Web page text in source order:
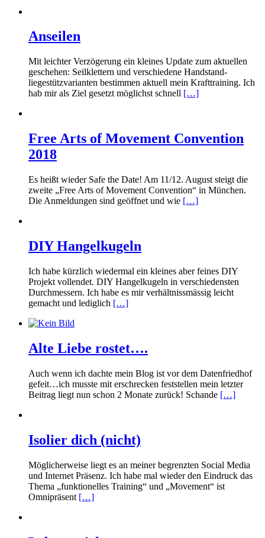
Anseilen
Mit leichter Verzögerung ein kleines Update zum aktuellen
geschehen: Seilklettern und verschiedene Handstand-
liegestützvarianten bestimmen aktuell mein Krafttraining. Ich
hab mir als Ziel gesetzt möglichst schnell […]
Free Arts of Movement Convention
2018
Es heißt wieder Safe the Date! Am 11/12. August steigt die
zweite „Free Arts of Movement Convention“ in München.
Die Anmeldungen sind geöffnet und wie […]
DIY Hangelkugeln
Ich habe kürzlich wiedermal ein kleines aber feines DIY
Projekt vollendet. DIY Hangelkugeln in verschiedensten
Durchmessern. Ich habe es mir verhältnissmässig leicht
gemacht und lediglich […]
Alte Liebe rostet….
Auch wenn ich dachte mein Blog ist vor dem Datenfriedhof
gefeit…ich musste mit erschrecken feststellen mein letzter
Beitrag liegt nun schon 2 Monate zurück! Schande […]
Isolier dich (nicht)
Möglicherweise liegt es an meiner begrenzten Social Media
und Internet Präsenz. Ich habe mal wieder den Eindruck das
Thema „funktionelles Training“ und „Movement“ ist
Omnipräsent […]